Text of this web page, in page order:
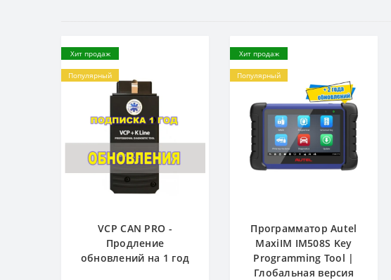
Хит продаж
Популярный
VCP CAN PRO -
Продление
обновлений на 1 год
Хит продаж
Популярный
Программатор Autel
MaxiIM IM508S Key
Programming Tool |
Глобальная версия